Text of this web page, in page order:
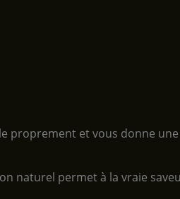
proprement et vous donne
naturel permet à la vraie